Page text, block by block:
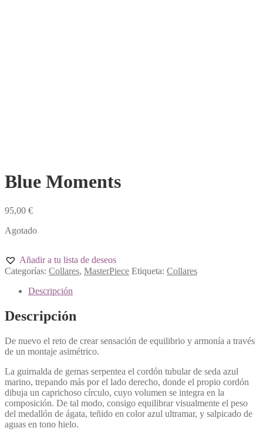
Blue Moments
95,00 €
Agotado
Añadir a tu lista de deseos
Categorías: Collares, MasterPiece Etiqueta: Collares
Descripción
Descripción
De nuevo el reto de crear sensación de equilibrio y armonía a través
de un montaje asimétrico.
La guirnalda de gemas serpentea el cordón tubular de seda azul
marino, trepando más por el lado derecho, donde el propio cordón
dibuja un caprichoso círculo, cuyo volumen se integra en la
composición. De tal modo, consigo equilibrar visualmente el peso
del medallón de ágata, teñido en color azul ultramar, y salpicado de
aguas en tono hielo.